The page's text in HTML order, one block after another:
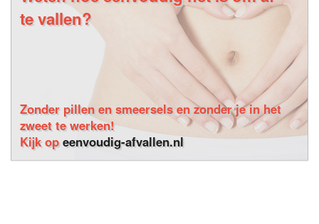
te vallen?
Zonder pillen en smeersels en zonder je in het
zweet te werken!
Kijk opeenvoudig-afvallen.nl